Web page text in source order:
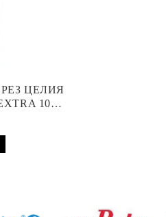
ЦЕЛИЯ
10